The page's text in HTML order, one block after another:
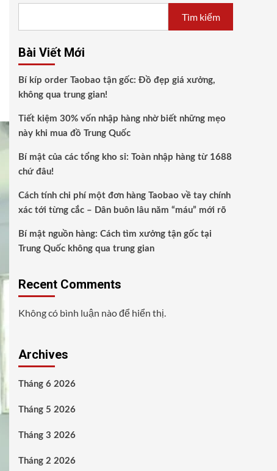
Tìm kiếm
Bài Viết Mới
Bí kíp order Taobao tận gốc: Đồ đẹp giá xưởng,
không qua trung gian!
Tiết kiệm 30% vốn nhập hàng nhờ biết những mẹo
này khi mua đồ Trung Quốc
Bí mật của các tổng kho sỉ: Toàn nhập hàng từ 1688
chứ đâu!
Cách tính chi phí một đơn hàng Taobao về tay chính
xác tới từng cắc – Dân buôn lâu năm “máu” mới rõ
Bí mật nguồn hàng: Cách tìm xưởng tận gốc tại
Trung Quốc không qua trung gian
Recent Comments
Không có bình luận nào để hiển thị.
Archives
Tháng 6 2026
Tháng 5 2026
Tháng 3 2026
Tháng 2 2026